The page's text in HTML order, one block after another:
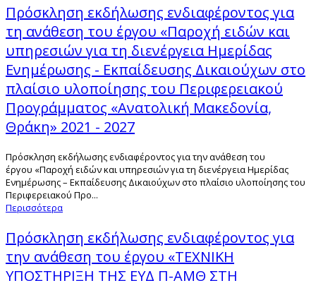
Πρόσκληση εκδήλωσης ενδιαφέροντος για
τη ανάθεση του έργου «Παροχή ειδών και
υπηρεσιών για τη διενέργεια Ημερίδας
Ενημέρωσης - Εκπαίδευσης Δικαιούχων στο
πλαίσιο υλοποίησης του Περιφερειακού
Προγράμματος «Ανατολική Μακεδονία,
Θράκη» 2021 - 2027
Πρόσκληση εκδήλωσης ενδιαφέροντος για την ανάθεση του
έργου «Παροχή ειδών και υπηρεσιών για τη διενέργεια Ημερίδας
Ενημέρωσης – Εκπαίδευσης Δικαιούχων στο πλαίσιο υλοποίησης του
Περιφερειακού Προ...
Περισσότερα
Πρόσκληση εκδήλωσης ενδιαφέροντος για
την ανάθεση του έργου «ΤΕΧΝΙΚΗ
ΥΠΟΣΤΗΡΙΞΗ ΤΗΣ ΕΥΔ Π-ΑΜΘ ΣΤΗ